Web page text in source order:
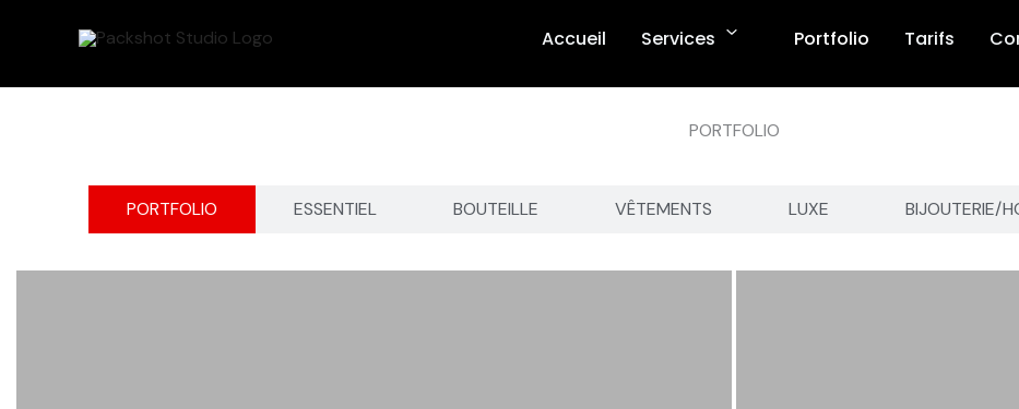
Accueil Services Portfolio Tarifs
PORTFOLIO
PORTFOLIO ESSENTIEL BOUTEILLE VÊTEMENTS LUXE BIJOUTERIE/